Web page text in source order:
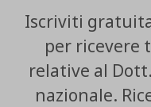
Iscriviti
per ricevere
relative al
nazionale.